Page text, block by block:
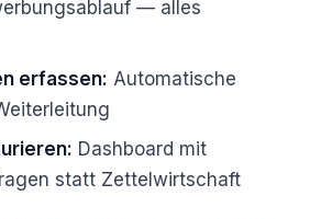
— alles
erfassen: Automatische
Dashboard mit
statt Zettelwirtschaft